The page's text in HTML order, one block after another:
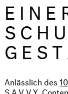
Anlässlich des
SAVVY